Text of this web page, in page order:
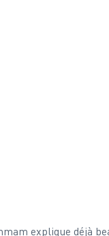
explique déjà